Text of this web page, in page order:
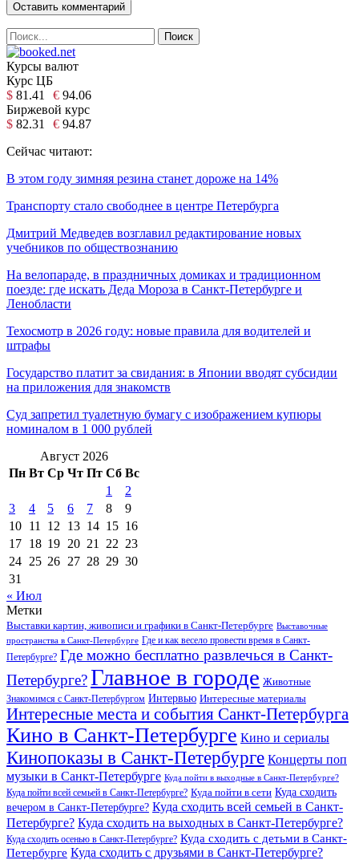
Курсы валют
Курс ЦБ
$ 81.41 € 94.06
Биржевой курс
$ 82.31 € 94.87
Сейчас читают:
В этом году зимняя резина станет дороже на 14%
Транспорту стало свободнее в центре Петербурга
Дмитрий Медведев возглавил редактирование новых
учебников по обществознанию
На велопараде, в праздничных домиках и традиционном
поезде: где искать Деда Мороза в Санкт-Петербурге и
Ленобласти
Техосмотр в 2026 году: новые правила для водителей и
штрафы
Государство платит за свидания: в Японии вводят субсидии
на приложения для знакомств
Суд запретил туалетную бумагу с изображением купюры
номиналом в 1 000 рублей
Август 2026
Пн Вт Ср Чт Пт Сб Вс
1
2
3
4 5 6 7 8
9
10 11 12 13 14 15 16
17 18 19 20 21 22 23
24 25 26 27 28 29 30
31
« Июл
Метки
Выставки картин, живописи и графики в Санкт-Петербурге Выставочные
пространства в Санкт-Петербурге Где и как весело провести время в Санкт-
Петербурге? Где можно бесплатно развлечься в Санкт-
Петербурге?Главное в городе Животные
Знакомимся с Санкт-Петербургом Интервью Интересные материалы
Интересные места и события Санкт-Петербурга
Кино в Санкт-Петербурге Кино и сериалы
Кинопоказы в Санкт-Петербурге Концерты поп
музыки в Санкт-Петербурге Куда пойти в выходные в Санкт-Петербурге?
Куда пойти всей семьей в Санкт-Петербурге? Куда пойти в сети Куда сходить
вечером в Санкт-Петербурге? Куда сходить всей семьей в Санкт-
Петербурге? Куда сходить на выходных в Санкт-Петербурге?
Куда сходить осенью в Санкт-Петербурге? Куда сходить с детьми в Санкт-
Петербурге Куда сходить с друзьями в Санкт-Петербурге?